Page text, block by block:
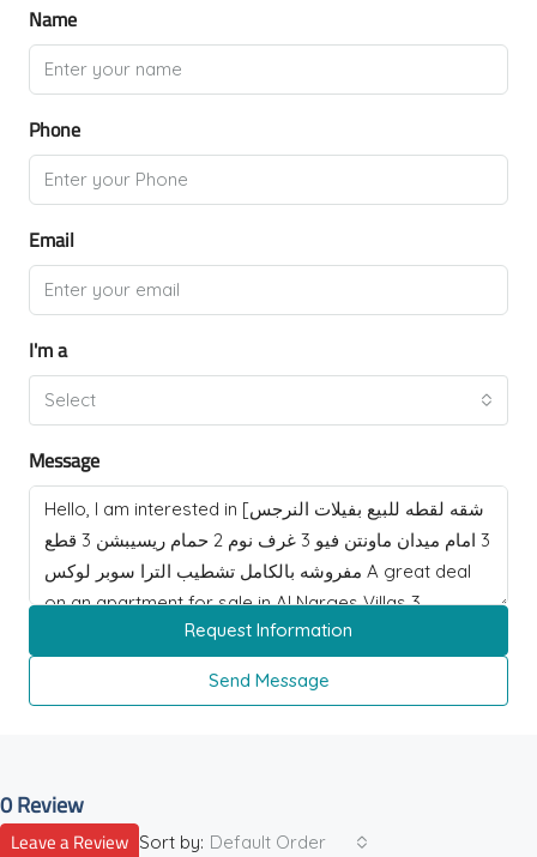
Name
Phone
Email
I'm a
Select
Message
Request Information
Send Message
0 Review
Sort by: Default Order
Leave a Review